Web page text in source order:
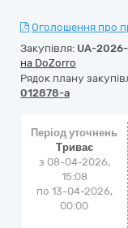
Оголошення про
Закупівля: UA-
на DoZorro
Рядок плану
012878-a
Період уточнень
Триває
з 08-04-2026,
15:08
по 13-04-2026,
00:00